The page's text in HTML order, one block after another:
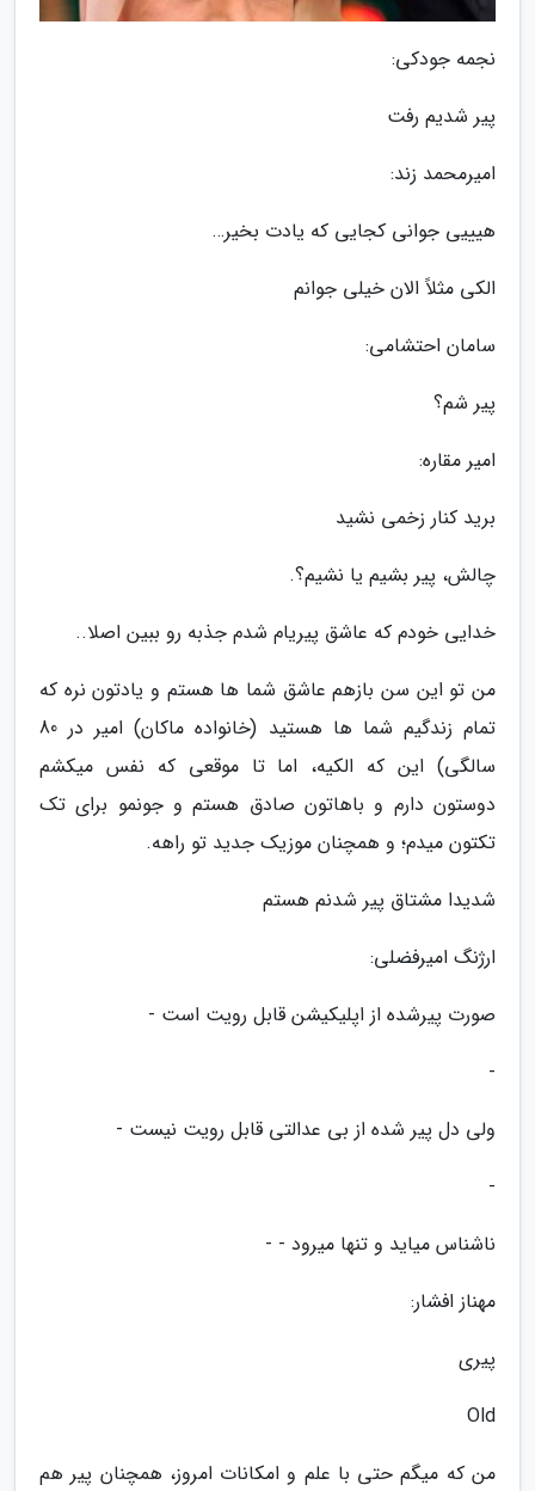
نجمه جودکی:
پیر شدیم رفت
امیرمحمد زند:
هیییى جوانى کجایى که یادت بخیر…
الکى مثلاً الان خیلى جوانم
سامان احتشامی:
پیر شم؟
امیر مقاره:
برید کنار زخمی نشید
چالش، پیر بشیم یا نشیم؟.
خدایی خودم که عاشق پیریام شدم جذبه رو ببین اصلا..
من تو این سن بازهم عاشق شما ها هستم و یادتون نره که
تمام زندگیم شما ها هستید (خانواده ماکان) امیر در 80
سالگی) این که الکیه، اما تا موقعی که نفس میکشم
دوستون دارم و باهاتون صادق هستم و جونمو برای تک
تکتون میدم؛ و همچنان موزیک جدید تو راهه.
شدیدا مشتاق پیر شدنم هستم
ارژنگ امیرفضلی:
صورت پیرشده از اپلیکیشن قابل رویت است -
-
ولی دل پیر شده از بی عدالتی قابل رویت نیست -
-
ناشناس میاید و تنها میرود - -
مهناز افشار:
پیری
Old
من که میگم حتی با علم و امکانات امروز، همچنان پیر هم